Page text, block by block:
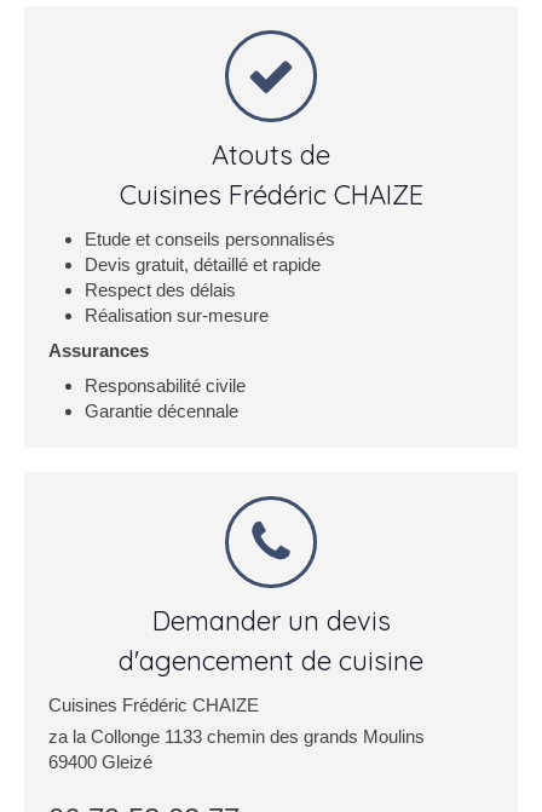
Atouts de
Cuisines Frédéric CHAIZE
Etude et conseils personnalisés
Devis gratuit, détaillé et rapide
Respect des délais
Réalisation sur-mesure
Assurances
Responsabilité civile
Garantie décennale
Demander un devis
d'agencement de cuisine
Cuisines Frédéric CHAIZE
za la Collonge 1133 chemin des grands Moulins
69400 Gleizé